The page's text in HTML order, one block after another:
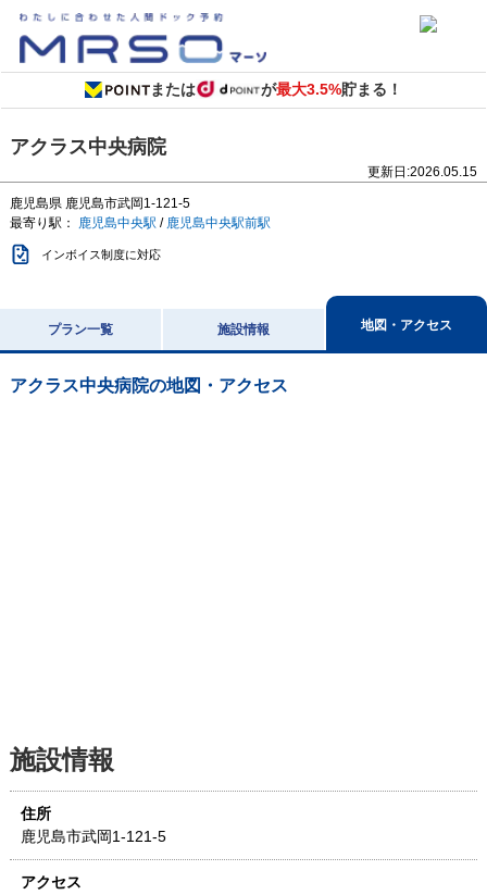
または が最大3.5%貯まる！
アクラス中央病院
更新日:2026.05.15
鹿児島県 鹿児島市武岡1-121-5
最寄り駅： 鹿児島中央駅 / 鹿児島中央駅前駅
インボイス制度に対応
プラン一覧 施設情報 地図・アクセス
アクラス中央病院の地図・アクセス
施設情報
住所
鹿児島市武岡1-121-5
アクセス